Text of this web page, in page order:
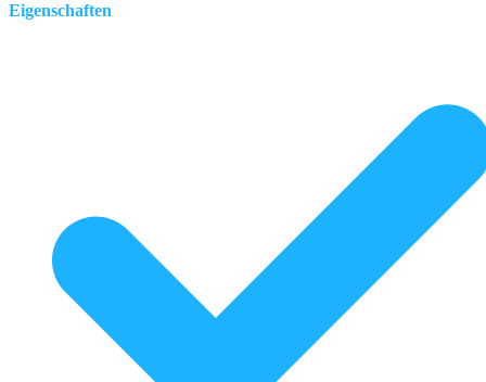
Eigenschaften